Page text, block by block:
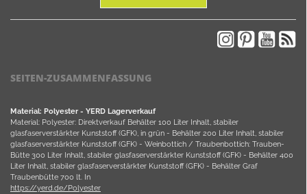
SEITEN-ZUSAMMENFASSUNG
Material: Polyester - YERD Lagerverkauf
Material: Polyester: Direktverkauf Behälter 100 Liter Inhalt, stabiler
glasfaserverstärkter Kunststoff (GFK), in grün - Behälter 200 Liter Inhalt, stabiler
glasfaserverstärkter Kunststoff (GFK) - Weinbottich / Traubenbottich: Trauben-
Bütte 300 Liter Inhalt, stabiler glasfaserverstärkter Kunststoff (GFK) - Behälter 400
Liter Inhalt, stabiler glasfaserverstärkter Kunststoff (GFK) - Behälter Graf
Traubenbütte 700 lt. In
https://yerd.de/Polyester